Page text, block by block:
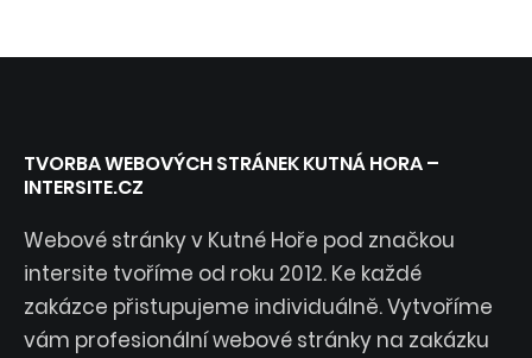
TVORBA WEBOVÝCH STRÁNEK KUTNÁ HORA –
INTERSITE.CZ
Webové stránky v Kutné Hoře pod značkou
intersite tvoříme od roku 2012. Ke každé
zakázce přistupujeme individuálně. Vytvoříme
vám profesionální webové stránky na zakázku